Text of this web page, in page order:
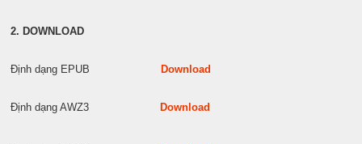
2. DOWNLOAD
Định dạng EPUB Download
Định dạng AWZ3 Download